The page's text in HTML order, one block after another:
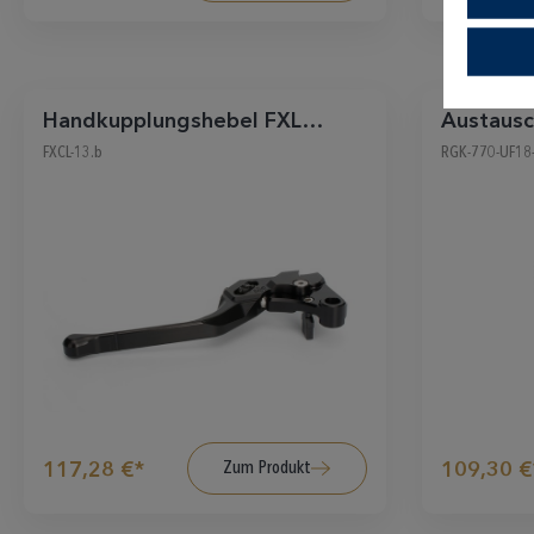
Handkupplungshebel FXL
schwarz
FXCL-13.b
117,28 €* Zum Produkt
Sozius,
RGK-770-UF18-
109,30